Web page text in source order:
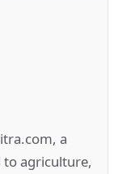
a
agriculture,